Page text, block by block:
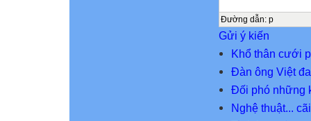
Đường dẫn: p
Gửi ý kiến
Khổ thân cưới
Đàn ông Việt
Đối phó những
Nghệ thuật...